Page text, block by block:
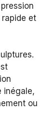
et
inégale,
ou